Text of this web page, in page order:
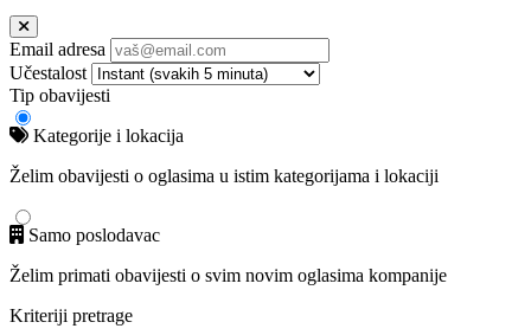
Email adresa
Učestalost
Tip obavijesti
Kategorije i lokacija
Želim obavijesti o oglasima u istim kategorijama i lokaciji
Samo poslodavac
Želim primati obavijesti o svim novim oglasima kompanije
Kriteriji pretrage